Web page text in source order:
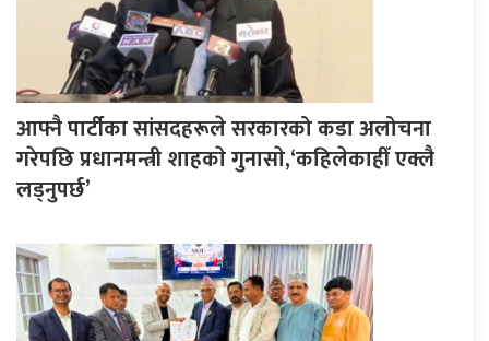
आफ्नै पार्टीका सांसदहरूले सरकारको कडा अलोचना
गरेपछि प्रधानमन्त्री शाहकाे गुनासाे,‘कहिलेकाहीँ एक्लै
लड्नुपर्छ’